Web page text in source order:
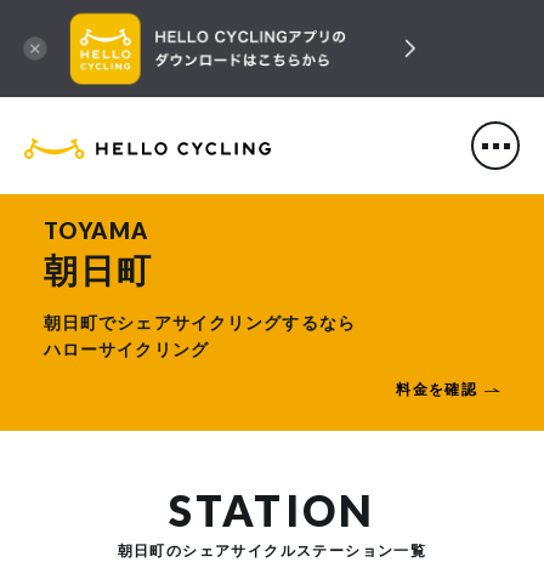
HELLO CYCLING（ハローサ
TOYAMA
朝日町
朝日町でシェアサイクリングするなら
ハローサイクリング
料金を確認
STATION
朝日町のシェアサイクルステーション一覧